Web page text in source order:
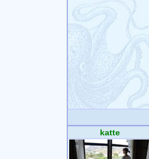
katte